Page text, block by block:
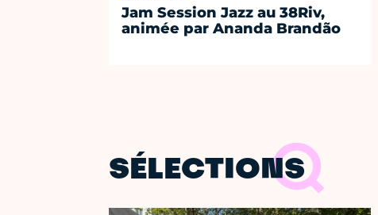
Jam Session Jazz au 38Riv,
animée par Ananda Brandão
SÉLECTIONS